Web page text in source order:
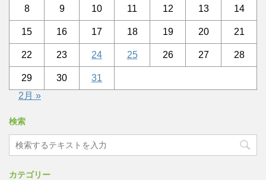
8 9 10 11 12 13 14
15 16 17 18 19 20 21
22 23 24 25 26 27 28
29 30
31
2月 »
検索
カテゴリー